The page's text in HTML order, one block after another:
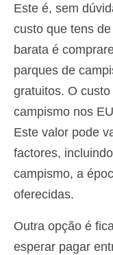
Polski(
Español
Svenska
Este é, sem
custo que tens
barata é
parques de
gratuitos. O
campismo nos
Este valor pode
factores,
campismo, a
oferecidas.
Outra opção é
esperar pagar